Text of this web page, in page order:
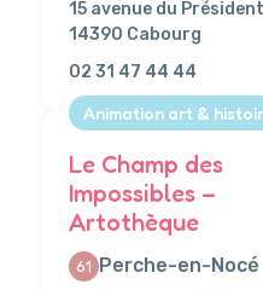
15 avenue du
14390 Cabourg
02 31 47 44 44
Animation art &
Le Champ des
Impossibles –
Artothèque
61 Perche-en-Nocé